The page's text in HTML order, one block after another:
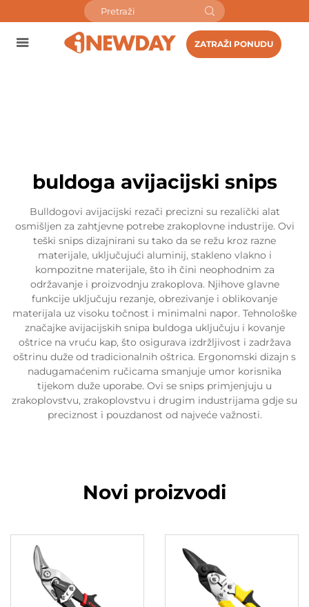
ZATRAŽI PONUDU
buldoga avijacijski snips
Bulldogovi avijacijski rezači precizni su rezalički alat
osmišljen za zahtjevne potrebe zrakoplovne industrije. Ovi
teški snips dizajnirani su tako da se režu kroz razne
materijale, uključujući aluminij, stakleno vlakno i
kompozitne materijale, što ih čini neophodnim za
održavanje i proizvodnju zrakoplova. Njihove glavne
funkcije uključuju rezanje, obrezivanje i oblikovanje
materijala uz visoku točnost i minimalni napor. Tehnološke
značajke avijacijskih snipa buldoga uključuju i kovanje
oštrice na vruću kap, što osigurava izdržljivost i zadržava
oštrinu duže od tradicionalnih oštrica. Ergonomski dizajn s
nadugamaćenim ručicama smanjuje umor korisnika
tijekom duže uporabe. Ovi se snips primjenjuju u
zrakoplovstvu, zrakoplovstvu i drugim industrijama gdje su
preciznost i pouzdanost od najveće važnosti.
Novi proizvodi